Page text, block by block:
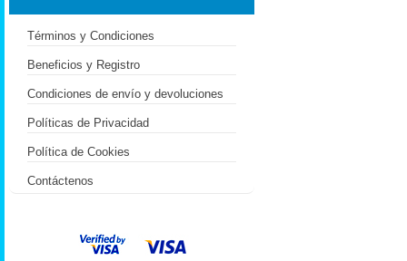
Términos y Condiciones
Beneficios y Registro
Condiciones de envío y devoluciones
Políticas de Privacidad
Política de Cookies
Contáctenos